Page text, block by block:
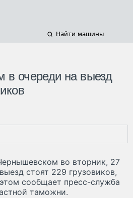
Найти машины
в очереди на выезд
во вторник, 27
стоят 229 грузовиков,
сообщает пресс-служба
таможни.